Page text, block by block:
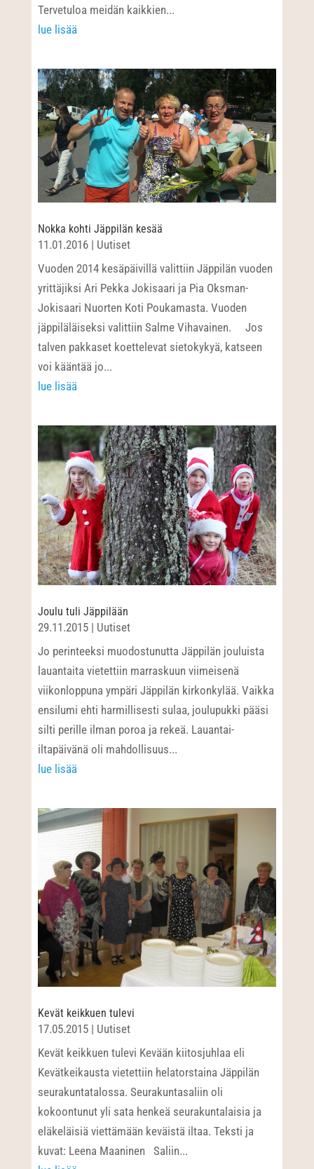
Tervetuloa meidän kaikkien...
lue lisää
Nokka kohti Jäppilän kesää
11.01.2016| Uutiset
Vuoden 2014 kesäpäivillä valittiin Jäppilän vuoden
yrittäjiksi Ari Pekka Jokisaari ja Pia Oksman-
Jokisaari Nuorten Koti Poukamasta. Vuoden
jäppiläläiseksi valittiin Salme Vihavainen. Jos
talven pakkaset koettelevat sietokykyä, katseen
voi kääntää jo...
lue lisää
Joulu tuli Jäppilään
29.11.2015| Uutiset
Jo perinteeksi muodostunutta Jäppilän jouluista
lauantaita vietettiin marraskuun viimeisenä
viikonloppuna ympäri Jäppilän kirkonkylää. Vaikka
ensilumi ehti harmillisesti sulaa, joulupukki pääsi
silti perille ilman poroa ja rekeä. Lauantai-
iltapäivänä oli mahdollisuus...
lue lisää
Kevät keikkuen tulevi
17.05.2015| Uutiset
Kevät keikkuen tulevi Kevään kiitosjuhlaa eli
Kevätkeikausta vietettiin helatorstaina Jäppilän
seurakuntatalossa. Seurakuntasaliin oli
kokoontunut yli sata henkeä seurakuntalaisia ja
eläkeläisiä viettämään keväistä iltaa. Teksti ja
kuvat: Leena Maaninen Saliin...